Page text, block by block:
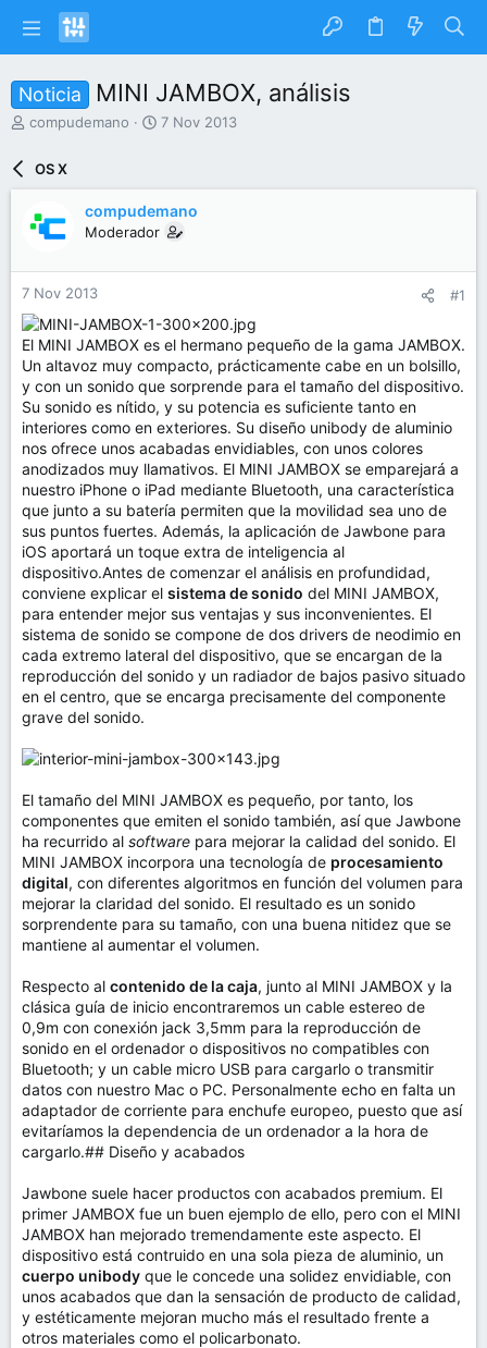
Noticia MINI JAMBOX, análisis
I
a
r
d
e
l
t
e
m
a
compudemano
F
d
e
n
c
o
7 Nov 2013
OS X
compudemano
Moderador
7 Nov 2013 #1
El MINI JAMBOX es el hermano pequeño de la gama JAMBOX.
Un altavoz muy compacto, prácticamente cabe en un bolsillo,
y con un sonido que sorprende para el tamaño del dispositivo.
Su sonido es nítido, y su potencia es suficiente tanto en
interiores como en exteriores. Su diseño unibody de aluminio
nos ofrece unos acabadas envidiables, con unos colores
anodizados muy llamativos. El MINI JAMBOX se emparejará a
nuestro iPhone o iPad mediante Bluetooth, una característica
que junto a su batería permiten que la movilidad sea uno de
sus puntos fuertes. Además, la aplicación de Jawbone para
iOS aportará un toque extra de inteligencia al
dispositivo.Antes de comenzar el análisis en profundidad,
conviene explicar el sistema de sonido del MINI JAMBOX,
para entender mejor sus ventajas y sus inconvenientes. El
sistema de sonido se compone de dos drivers de neodimio en
cada extremo lateral del dispositivo, que se encargan de la
reproducción del sonido y un radiador de bajos pasivo situado
en el centro, que se encarga precisamente del componente
grave del sonido.
El tamaño del MINI JAMBOX es pequeño, por tanto, los
componentes que emiten el sonido también, así que Jawbone
ha recurrido al software para mejorar la calidad del sonido. El
MINI JAMBOX incorpora una tecnología de procesamiento
digital, con diferentes algoritmos en función del volumen para
mejorar la claridad del sonido. El resultado es un sonido
sorprendente para su tamaño, con una buena nitidez que se
mantiene al aumentar el volumen.
Respecto al contenido de la caja, junto al MINI JAMBOX y la
clásica guía de inicio encontraremos un cable estereo de
0,9m con conexión jack 3,5mm para la reproducción de
sonido en el ordenador o dispositivos no compatibles con
Bluetooth; y un cable micro USB para cargarlo o transmitir
datos con nuestro Mac o PC. Personalmente echo en falta un
adaptador de corriente para enchufe europeo, puesto que así
evitaríamos la dependencia de un ordenador a la hora de
cargarlo.## Diseño y acabados
Jawbone suele hacer productos con acabados premium. El
primer JAMBOX fue un buen ejemplo de ello, pero con el MINI
JAMBOX han mejorado tremendamente este aspecto. El
dispositivo está contruido en una sola pieza de aluminio, un
cuerpo unibody que le concede una solidez envidiable, con
unos acabados que dan la sensación de producto de calidad,
y estéticamente mejoran mucho más el resultado frente a
otros materiales como el policarbonato.